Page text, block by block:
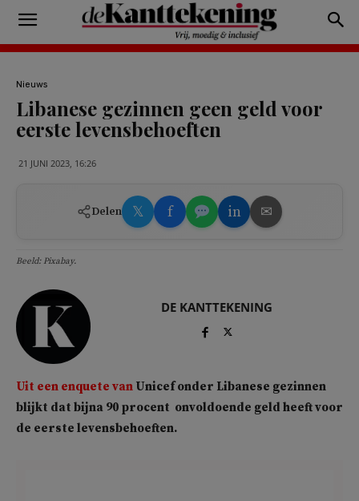
Nieuws
Libanese gezinnen geen geld voor
eerste levensbehoeften
21 JUNI 2023, 16:26
Delen 𝕏 f in ✉
Beeld: Pixabay.
DE KANTTEKENING
Uit een enquete van Unicef onder Libanese gezinnen
blijkt dat bijna 90 procent onvoldoende geld heeft voor
de eerste levensbehoeften.